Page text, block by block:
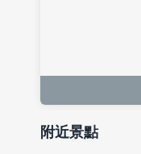
附近景點